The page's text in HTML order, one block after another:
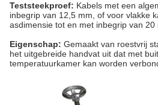
Teststeekproef: Kabels met een
inbegrip van 12,5 mm, of voor vlakke
asdimensie tot en met inbegrip van 20
Eigenschap: Gemaakt van roestvrij
het uitgebreide handvat uit dat met
temperatuurkamer kan worden